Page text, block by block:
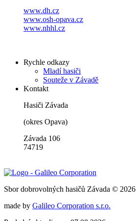
www.dh.cz
www.osh-opava.cz
www.nhhl.cz
Rychle odkazy
Mladí hasiči
Souteže v Závadě
Kontakt
Hasiči Závada
(okres Opava)
Závada 106
74719
Sbor dobrovolných hasičů Závada © 2026
made by Galileo Corporation s.r.o.